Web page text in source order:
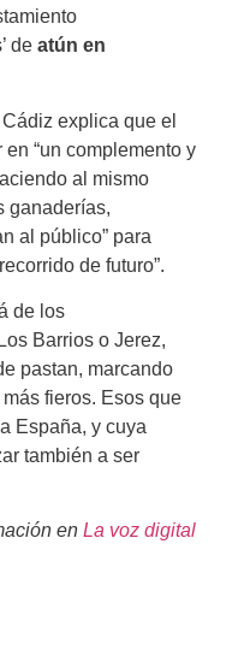
deatún en
explica que el
“un complemento y
al mismo
ganaderías,
al público” para
de futuro”.
de los
Barrios o Jerez,
pastan, marcando
fieros. Esos que
España, y cuya
también a ser
enLa voz digital